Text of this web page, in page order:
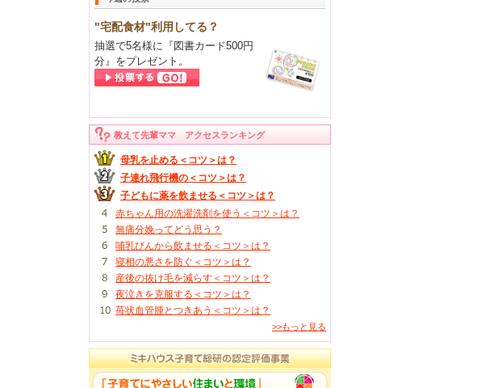
"宅配食材"利用してる？
抽選で5名様に『図書カード500円
分』をプレゼント。
教えて先輩ママ アクセスランキング
母乳を止める＜コツ＞は？
子連れ飛行機の＜コツ＞は？
子どもに薬を飲ませる＜コツ＞は？
赤ちゃん用の洗濯洗剤を使う＜コツ＞は？
無痛分娩ってどう思う？
哺乳びんから飲ませる＜コツ＞は？
寝相の悪さを防ぐ＜コツ＞は？
産後の抜け毛を減らす＜コツ＞は？
夜泣きを克服する＜コツ＞は？
苺状血管腫とつきあう＜コツ＞は？
>>もっと見る